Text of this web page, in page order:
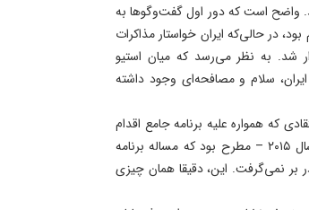
واضح است که دور اول گفت‌وگوها به
در حالی‌که ایران خواستار مذاکرات
شد. به نظر می‌رسد که میان استیو
ایران، سلام و مصافحه‌ای وجود داشته
که همواره علیه برنامه جامع اقدام
مشترک (برجام) – توافق هسته‌ای دوران باراک اوباما در سال ۲۰۱۵ – مطرح بود که مساله برنامه
بر نمی‌گرفت. این، دقیقا همان چیزی